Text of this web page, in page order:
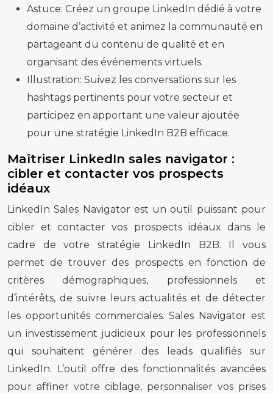
Astuce: Créez un groupe LinkedIn dédié à votre
domaine d’activité et animez la communauté en
partageant du contenu de qualité et en
organisant des événements virtuels.
Illustration: Suivez les conversations sur les
hashtags pertinents pour votre secteur et
participez en apportant une valeur ajoutée
pour une stratégie LinkedIn B2B efficace.
Maîtriser LinkedIn sales navigator :
cibler et contacter vos prospects
idéaux
LinkedIn Sales Navigator est un outil puissant pour
cibler et contacter vos prospects idéaux dans le
cadre de votre stratégie LinkedIn B2B. Il vous
permet de trouver des prospects en fonction de
critères démographiques, professionnels et
d’intérêts, de suivre leurs actualités et de détecter
les opportunités commerciales. Sales Navigator est
un investissement judicieux pour les professionnels
qui souhaitent générer des leads qualifiés sur
LinkedIn. L’outil offre des fonctionnalités avancées
pour affiner votre ciblage, personnaliser vos prises